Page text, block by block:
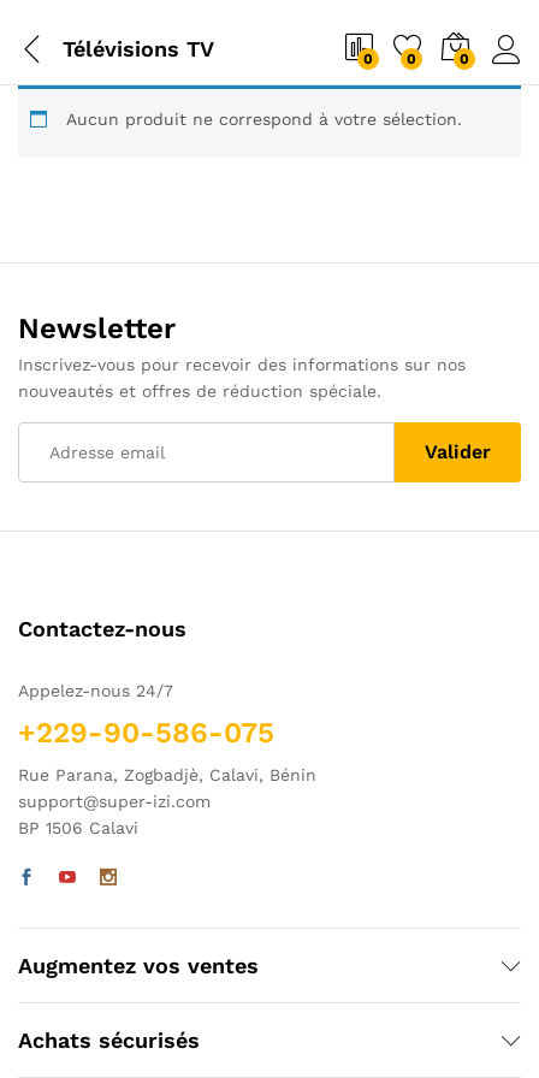
Télévisions TV 0 0 0
Aucun produit ne correspond à votre sélection.
Newsletter
Inscrivez-vous pour recevoir des informations sur nos
nouveautés et offres de réduction spéciale.
Contactez-nous
Appelez-nous 24/7
+229-90-586-075
Rue Parana, Zogbadjè, Calavi, Bénin
support@super-izi.com
BP 1506 Calavi
Augmentez vos ventes
Achats sécurisés